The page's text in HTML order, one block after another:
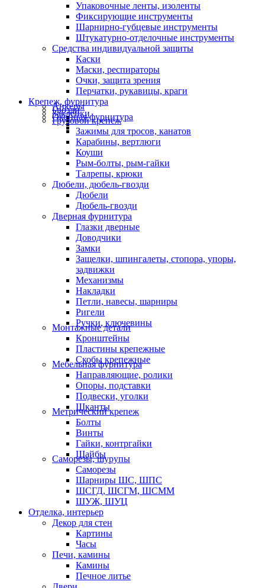
Упаковочные ленты, изоленты
Фиксирующие инструменты
Шарнирно-губцевые инструменты
Штукатурно-отделочные инструменты
Средства индивидуальной защиты
Каски
Маски, респираторы
Очки, защита зрения
Перчатки, рукавицы, краги
Крепеж, фурнитура
Анкеры
Гвозди
Заклепки
Оконная фурнитура
Грузовой крепеж
Зажимы для тросов, канатов
Карабины, вертлюги
Коуши
Рым-болты, рым-гайки
Талрепы, крюки
Дюбели, дюбель-гвозди
Дюбели
Дюбель-гвозди
Дверная фурнитура
Глазки дверные
Доводчики
Замки
Защелки, шпингалеты, стопора, упоры,
задвижки
Механизмы
Накладки
Петли, навесы, шарниры
Ригели
Ручки, ключевины
Монтажные детали
Кронштейны
Пластины крепежные
Скобы крепежные
Мебельная фурнитура
Направляющие, ролики
Опоры, подставки
Подвески, уголки
Шканты
Метрический крепеж
Болты
Винты
Гайки, контргайки
Шайбы
Саморезы, шурупы
Саморезы
Шарниры ШС, ШПС
ШСГД, ШСГМ, ШСММ
ШУЖ, ШУЦ
Отделка, интерьер
Декор для стен
Картины
Часы
Печи, камины
Камины
Печное литье